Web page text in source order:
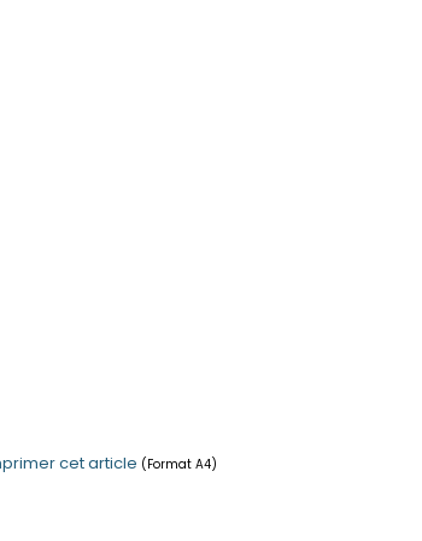
cet article (Format A4)